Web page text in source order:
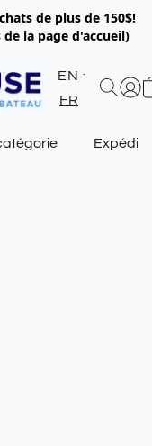
de plus de 150$!
la page d'accueil)
EN
FR